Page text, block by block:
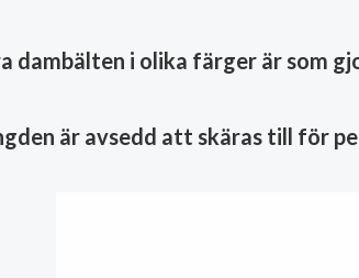
dambälten i olika färger är som
är avsedd att skäras till för